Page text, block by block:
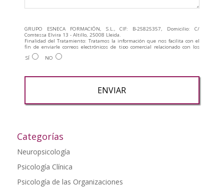
GRUPO ESNECA FORMACIÓN, S.L., CIF: B-25825357, Domicilio: C/
Comtessa Elvira 13 - Altillo, 25008 Lleida.
Finalidad del Tratamiento: Tratamos la información que nos facilita con el
fin de enviarle correos electrónicos de tipo comercial relacionado con los
productos ofrecidos y otros tipo de productos que fueran de su interés.
Legitimación del tratamiento: Consentimiento del interesado.
Para más información consulte nuestra Política de Privacidad.
SÍ NO
t
r
n
a
Categorías
Neuropsicología
Psicología Clínica
Psicología de las Organizaciones